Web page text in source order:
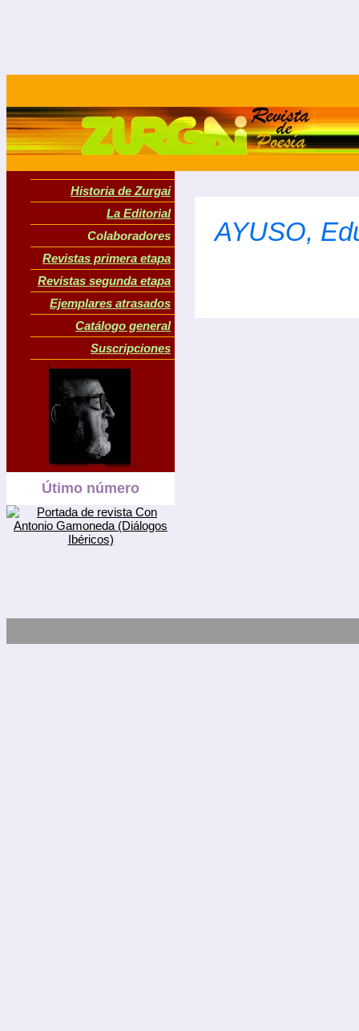
Historia de Zurgai
La Editorial
Colaboradores
Revistas primera etapa
Revistas segunda etapa
Ejemplares atrasados
Catálogo general
Suscripciones
Útimo número
AYUSO,